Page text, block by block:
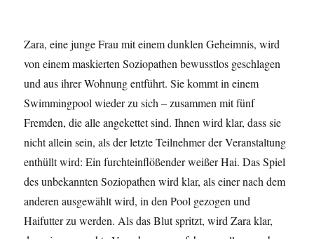
Zara, eine junge Frau mit einem dunklen Geheimnis, wird
von einem maskierten Soziopathen bewusstlos geschlagen
und aus ihrer Wohnung entführt. Sie kommt in einem
Swimmingpool wieder zu sich – zusammen mit fünf
Fremden, die alle angekettet sind. Ihnen wird klar, dass sie
nicht allein sein, als der letzte Teilnehmer der Veranstaltung
enthüllt wird: Ein furchteinflößender weißer Hai. Das Spiel
des unbekannten Soziopathen wird klar, als einer nach dem
anderen ausgewählt wird, in den Pool gezogen und
Haifutter zu werden. Als das Blut spritzt, wird Zara klar,